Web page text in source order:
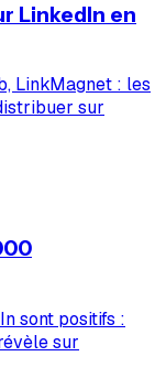
LinkedIn en
LinkMagnet : les
sur
sont positifs :
sur